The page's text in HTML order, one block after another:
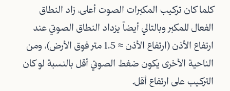
كلما كان تركيب المكبرات الصوت أعلى، زاد النطاق
الفعال للمكبر وبالتالي أيضاً يزداد النطاق الصوتي عند
ارتفاع الأذن (ارتفاع الأذن ≈ 1.5 متر فوق الأرض)، ومن
الناحية الأخرى يكون ضغط الصوتي أقل بالنسبة لو كان
التركيب على ارتفاع أقل.